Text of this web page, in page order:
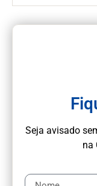
Seja avisado
na